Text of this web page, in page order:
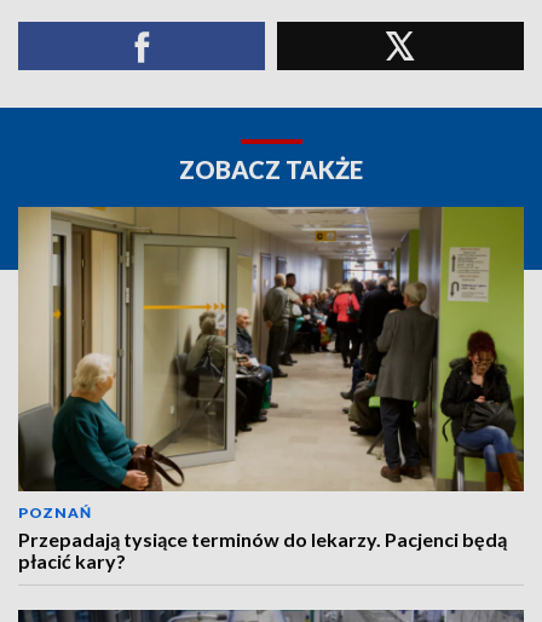
ZOBACZ TAKŻE
POZNAŃ
Przepadają tysiące terminów do lekarzy. Pacjenci będą
płacić kary?